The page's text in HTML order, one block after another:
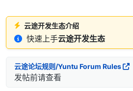
云途开发生态介绍
快速上手云途开发生态
云途论坛规则/Yuntu Forum Rules
发帖前请查看